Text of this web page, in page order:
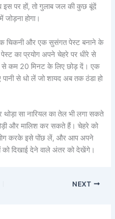
पर हों, तो गुलाब जल की कुछ बूंदें
होगा।
चिकनी और एक सुसंगत पेस्ट बनाने के
का प्रयोग अपने चेहरे पर धीरे से
कम 20 मिनट के लिए छोड़ दें। एक
से धो लें जो शायद अब तक ठंडा हो
सा नारियल का तेल भी लगा सकते
और मालिश कर सकते हैं। चेहरे को
करके इसे पोंछ लें, और आप अपने
को दिखाई देने वाले अंतर को देखेंगे।
NEXT